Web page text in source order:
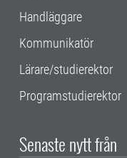
Handläggare
Kommunikatör
Lärare/studierektor
Programstudierektor
Senaste nytt från